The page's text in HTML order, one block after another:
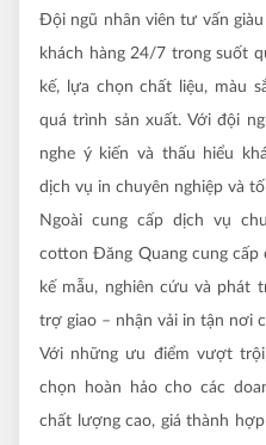
Đội ngũ nhân viên tư vấn
khách hàng 24/7 trong suốt
kế, lựa chọn chất liệu, màu
quá trình sản xuất. Với đội
nghe ý kiến và thấu hiểu
dịch vụ in chuyên nghiệp và
Ngoài cung cấp dịch vụ
cotton Đăng Quang cung
kế mẫu, nghiên cứu và phát
trợ giao – nhận vải in tận nơi
Với những ưu điểm vượt
chọn hoàn hảo cho các
chất lượng cao, giá thành